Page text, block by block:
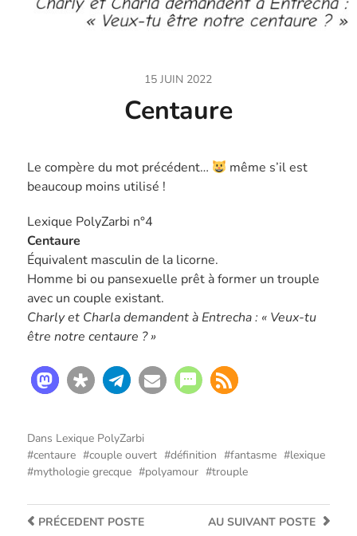
15 JUIN 2022
Centaure
Le compère du mot précédent…
même s’il est
beaucoup moins utilisé !
Lexique PolyZarbi n°4
Centaure
Équivalent masculin de la licorne.
Homme bi ou pansexuelle prêt à former un trouple
avec un couple existant.
Charly et Charla demandent à Entrecha : « Veux-tu
être notre centaure ? »
Dans Lexique PolyZarbi
centaure
couple ouvert définition fantasme
lexique
mythologie grecque
polyamour trouple
AU SUIVANT POSTE
PRÉCEDENTPOSTE